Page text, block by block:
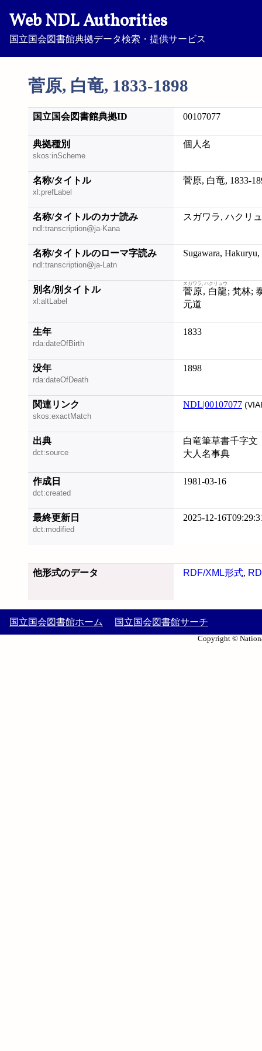
Web NDL Authorities
国立国会図書館典拠データ検索・提供サービス
菅原, 白竜, 1833-1898
国立国会図書館典拠ID 00107077
典拠種別
skos:inScheme
個人名
名称/タイトル
xl:prefLabel
菅原, 白竜, 1833-
名称/タイトルのカナ読み
ndl:transcription@ja-Kana
スガワラ, ハクリ
名称/タイトルのローマ字読み
ndl:transcription@ja-Latn
Sugawara,
別名/別タイトル
xl:altLabel
菅原, 白龍
スガワラ, ハクリュウ
; 梵林; 泰嶽; 日本隠士; 菅原, 天道; 菅原, 道雄; 菅原,
元道
生年
rda:dateOfBirth
1833
没年
rda:dateOfDeath
1898
関連リンク
skos:exactMatch
NDL|00107077
出典
dct:source
白竜筆草書千字文
大人名事典
作成日
dct:created
1981-03-16
最終更新日
dct:modified
2025-12-
他形式のデータ RDF/XML形式,
国立国会図書館ホーム 国立国会図書館サーチ
Copyright ©